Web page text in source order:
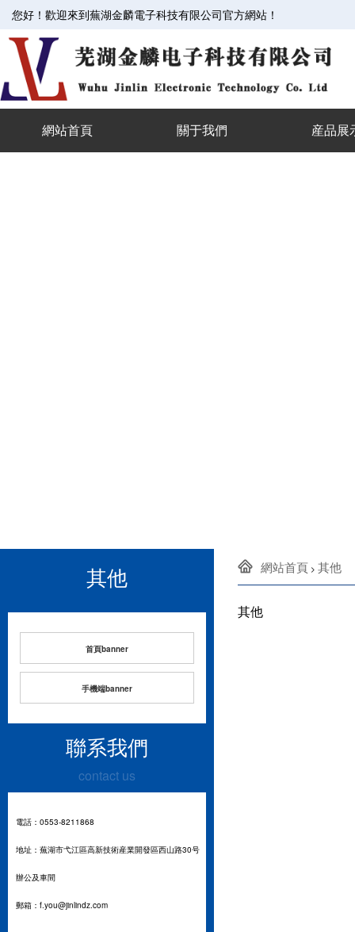
您好！歡迎來到蕪湖金麟電子科技有限公司官方網站！
網站首頁 關于我們 産品展
其他
首頁banner
手機端banner
聯系我們
contact us
電話：0553-8211868
地址：蕪湖市弋江區高新技術産業開發區西山路30号
辦公及車間
郵箱：f.you@jinlindz.com
網站首頁 > 其他
其他